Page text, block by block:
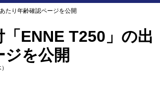
たり年齢確認ページを公開
ENNE T250」の出
を公開